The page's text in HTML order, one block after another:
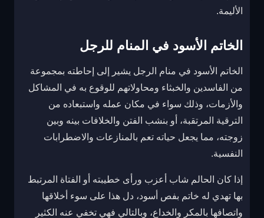
الأليمة.
الخاتم الأسود في المنام للرجل
الخاتم الأسود في منام الرجل يشير إلى إحاطته بمجموعة
من الفاسدين والخبثاء ومحاولاتهم للوقوع به في المشاكل
والأزمات، وذلك سواء في مكان عمله واستبعاده من
الترقية المرتقبة، أو بنشب الفتن والخلافات بينه وبين
زوجته، مما يجعل حياته تعم بالمنازعات والاضطرابات
النفسية.
إذا كان الحالم شاب أعزب ورأى خطيبته أو الفتاة المرتبط
بها تهدي له خاتم بفص أسود، دل هذا على سوء أخلاقها
واتصافها بالمكر والخداع، وبالتالي فهي تخفي عنه الكثير